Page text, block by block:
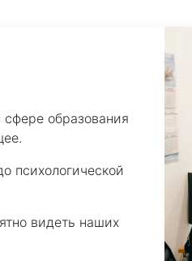
образования
психологической
видеть наших